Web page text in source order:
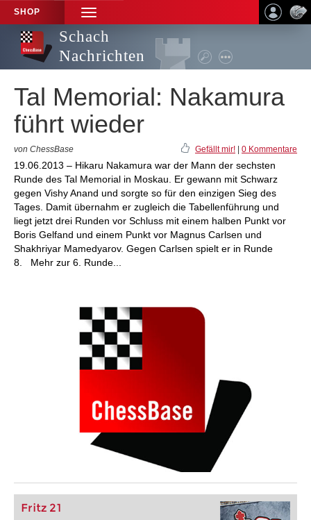
SHOP
TOGGLE
NAVIGATION
Schach
Nachrichten
Tal Memorial: Nakamura
führt wieder
von ChessBase Gefällt mir! 0 Kommentare
19.06.2013 – Hikaru Nakamura war der Mann der sechsten
Runde des Tal Memorial in Moskau. Er gewann mit Schwarz
gegen Vishy Anand und sorgte so für den einzigen Sieg des
Tages. Damit übernahm er zugleich die Tabellenführung und
liegt jetzt drei Runden vor Schluss mit einem halben Punkt vor
Boris Gelfand und einem Punkt vor Magnus Carlsen und
Shakhriyar Mamedyarov. Gegen Carlsen spielt er in Runde
8. Mehr zur 6. Runde...
Fritz 21